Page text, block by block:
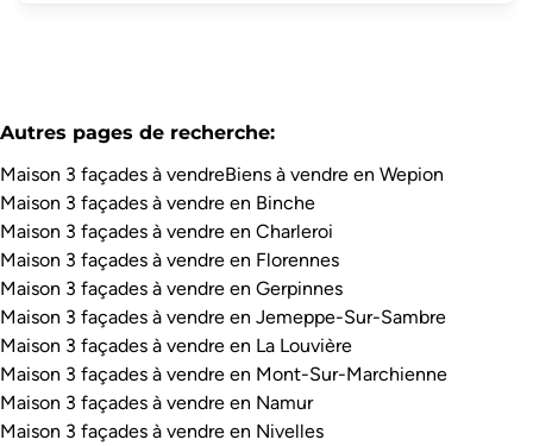
Autres pages de recherche:
Maison 3 façades à vendreBiens à vendre en Wepion
Maison 3 façades à vendre en Binche
Maison 3 façades à vendre en Charleroi
Maison 3 façades à vendre en Florennes
Maison 3 façades à vendre en Gerpinnes
Maison 3 façades à vendre en Jemeppe-Sur-Sambre
Maison 3 façades à vendre en La Louvière
Maison 3 façades à vendre en Mont-Sur-Marchienne
Maison 3 façades à vendre en Namur
Maison 3 façades à vendre en Nivelles